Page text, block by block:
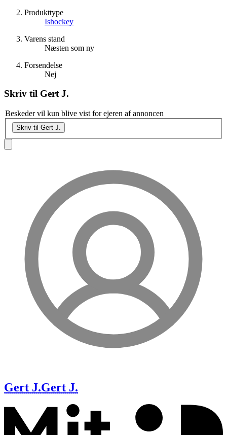
Produkttype
Ishockey
Varens stand
Næsten som ny
Forsendelse
Nej
Skriv til Gert J.
Beskeder vil kun blive vist for ejeren af annoncen
Skriv til Gert J.
Gert J.Gert J.